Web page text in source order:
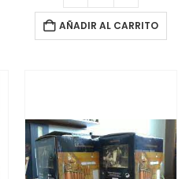
AÑADIR AL CARRITO